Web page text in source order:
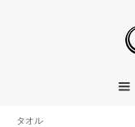
タオル